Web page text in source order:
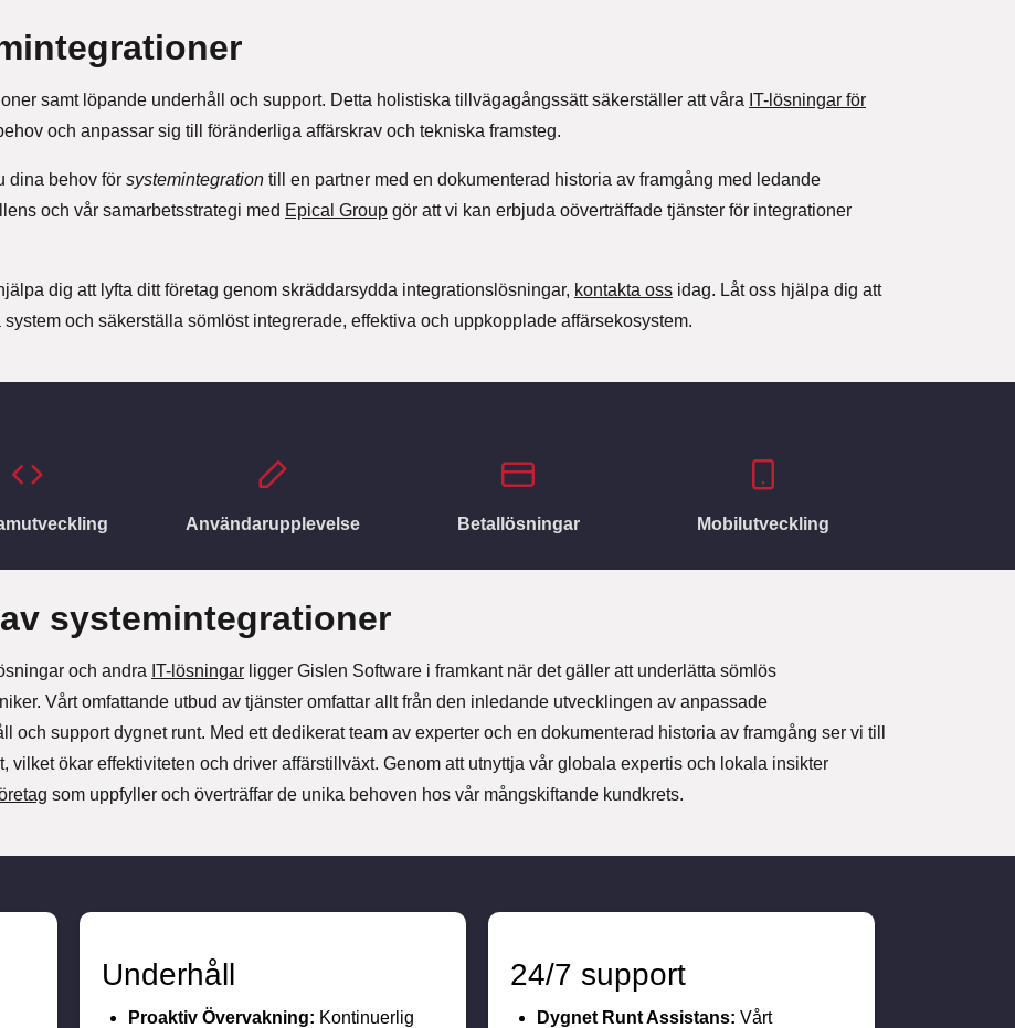
samt löpande underhåll och support. Detta holistiska tillvägagångssätt säkerställer att våra IT-lösningar för
och anpassar sig till föränderliga affärskrav och tekniska framsteg.
dina behov för systemintegration till en partner med en dokumenterad historia av framgång med ledande
och vår samarbetsstrategi med Epical Group gör att vi kan erbjuda oöverträffade tjänster för integrationer
dig att lyfta ditt företag genom skräddarsydda integrationslösningar, kontakta oss idag. Låt oss hjälpa dig att
och säkerställa sömlöst integrerade, effektiva och uppkopplade affärsekosystem.
Användarupplevelse Betallösningar Mobilutveckling
systemintegrationer
och andra IT-lösningar ligger Gislen Software i framkant när det gäller att underlätta sömlös
Vårt omfattande utbud av tjänster omfattar allt från den inledande utvecklingen av anpassade
och support dygnet runt. Med ett dedikerat team av experter och en dokumenterad historia av framgång ser vi till
vilket ökar effektiviteten och driver affärstillväxt. Genom att utnyttja vår globala expertis och lokala insikter
som uppfyller och överträffar de unika behoven hos vår mångskiftande kundkrets.
Underhåll
Proaktiv Övervakning: Kontinuerlig
24/7 support
Dygnet Runt Assistans: Vårt